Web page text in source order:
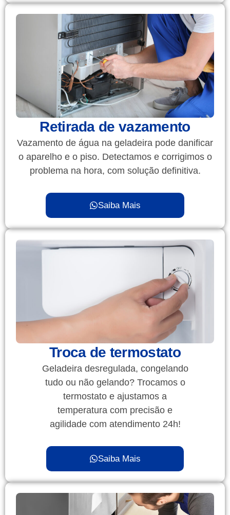
Retirada de vazamento
Vazamento de água na geladeira pode danificar
o aparelho e o piso. Detectamos e corrigimos o
problema na hora, com solução definitiva.
Saiba Mais
Troca de termostato
Geladeira desregulada, congelando
tudo ou não gelando? Trocamos o
termostato e ajustamos a
temperatura com precisão e
agilidade com atendimento 24h!
Saiba Mais